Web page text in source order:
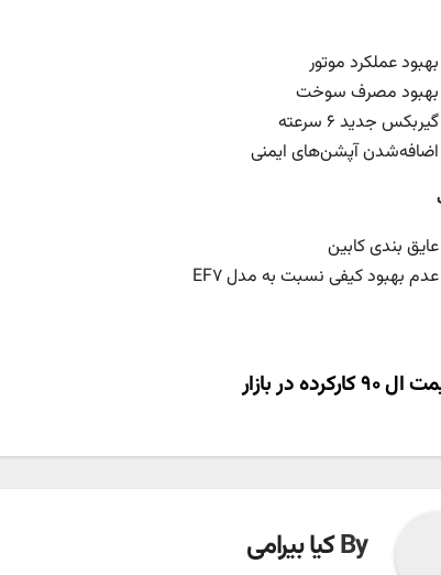
بهبود عملکرد موتور
بهبود مصرف سوخت
گیربکس جدید ۶ سرعته
اضافه‌شدن آپشن‌های ایمنی
عایق بندی کابین
عدم بهبود کیفی نسبت به مدل EF۷
کارکرده در بازار
Byکیا بیرامی